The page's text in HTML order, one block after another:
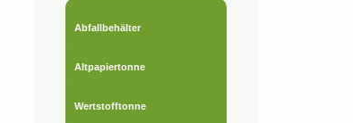
Abfallbehälter
Altpapiertonne
Wertstofftonne